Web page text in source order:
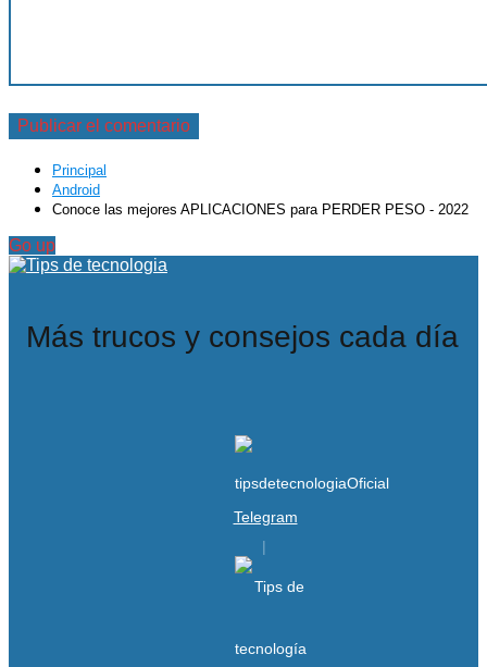
Principal
Android
Conoce las mejores APLICACIONES para PERDER PESO - 2022
Go up
Más trucos y consejos cada día
Telegram